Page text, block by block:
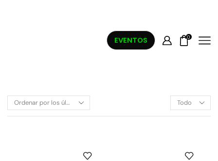
EVENTOS 0